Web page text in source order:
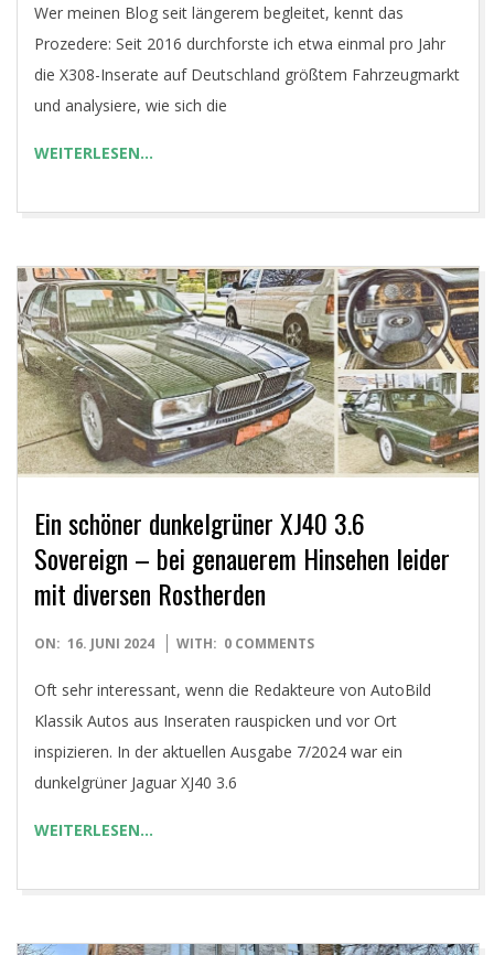
04
Wer meinen Blog seit längerem begleitet, kennt das
Prozedere: Seit 2016 durchforste ich etwa einmal pro Jahr
die X308-Inserate auf Deutschland größtem Fahrzeugmarkt
und analysiere, wie sich die
WEITERLESEN…
Ein schöner dunkelgrüner XJ40 3.6
Sovereign – bei genauerem Hinsehen leider
mit diversen Rostherden
2024-
ON: 16. JUNI 2024 WITH: 0 COMMENTS
Oft sehr interessant, wenn die Redakteure von AutoBild
Klassik Autos aus Inseraten rauspicken und vor Ort
inspizieren. In der aktuellen Ausgabe 7/2024 war ein
dunkelgrüner Jaguar XJ40 3.6
WEITERLESEN…